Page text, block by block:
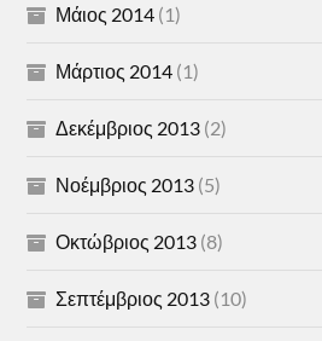
Μάιος 2014 (1)
Μάρτιος 2014 (1)
Δεκέμβριος 2013 (2)
Νοέμβριος 2013 (5)
Οκτώβριος 2013 (8)
Σεπτέμβριος 2013 (10)